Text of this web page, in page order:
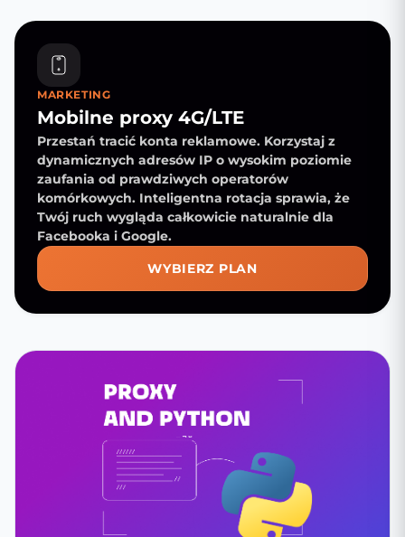
MARKETING
Mobilne proxy 4G/LTE
Przestań tracić konta reklamowe. Korzystaj z
dynamicznych adresów IP o wysokim poziomie
zaufania od prawdziwych operatorów
komórkowych. Inteligentna rotacja sprawia, że
Twój ruch wygląda całkowicie naturalnie dla
Facebooka i Google.
WYBIERZ PLAN